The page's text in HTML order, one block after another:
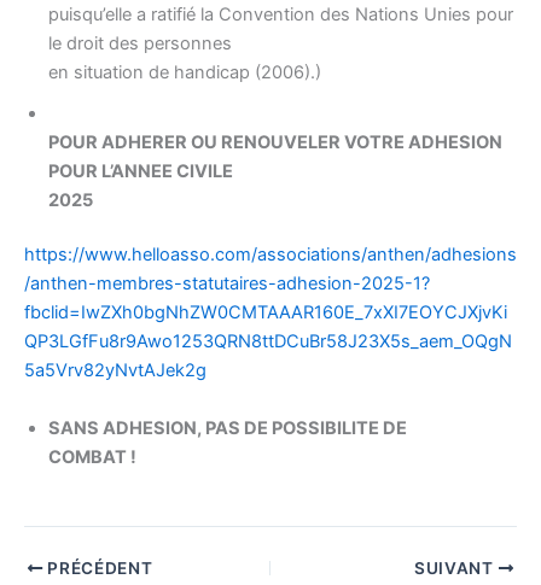
puisqu’elle a ratifié la Convention des Nations Unies pour
le droit des personnes
en situation de handicap (2006).)
POUR ADHERER OU RENOUVELER VOTRE ADHESION
POUR L’ANNEE CIVILE
2025
https://www.helloasso.com/associations/anthen/adhesions
/anthen-membres-statutaires-adhesion-2025-1?
fbclid=IwZXh0bgNhZW0CMTAAAR160E_7xXI7EOYCJXjvKi
QP3LGfFu8r9Awo1253QRN8ttDCuBr58J23X5s_aem_OQgN
5a5Vrv82yNvtAJek2g
SANS ADHESION, PAS DE POSSIBILITE DE
COMBAT !
PRÉCÉDENT SUIVANT